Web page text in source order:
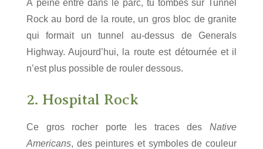
À peine entré dans le parc, tu tombes sur Tunnel
Rock au bord de la route, un gros bloc de granite
qui formait un tunnel au-dessus de Generals
Highway. Aujourd’hui, la route est détournée et il
n’est plus possible de rouler dessous.
2. Hospital Rock
Ce gros rocher porte les traces desNative
Americans, des peintures et symboles de couleur